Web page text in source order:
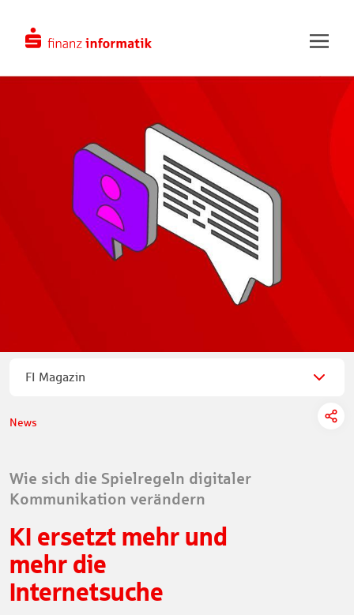
FI Magazin
News
Wie sich die Spielregeln digitaler
Kommunikation verändern
KI ersetzt mehr und
mehr die
Internetsuche